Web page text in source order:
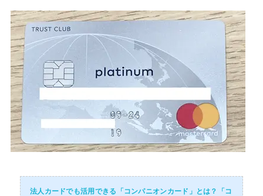
法人カードでも活用できる「コンパニオンカード」とは？「コ